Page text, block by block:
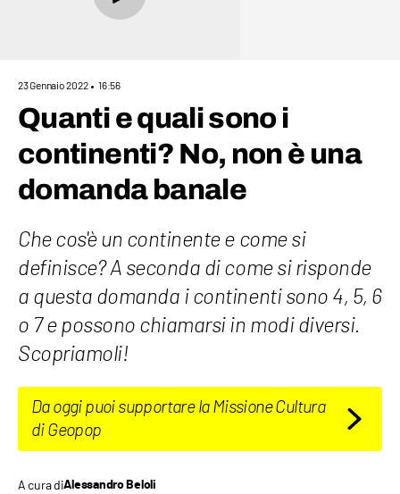
23 Gennaio 2022 16:56
Quanti e quali sono i
continenti? No, non è una
domanda banale
Che cos'è un continente e come si
definisce? A seconda di come si risponde
a questa domanda i continenti sono 4, 5, 6
o 7 e possono chiamarsi in modi diversi.
Scopriamoli!
Da oggi puoi supportare la Missione Cultura
di Geopop
A cura diAlessandro Beloli